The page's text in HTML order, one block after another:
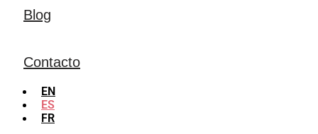
Blog
Contacto
EN
ES
FR